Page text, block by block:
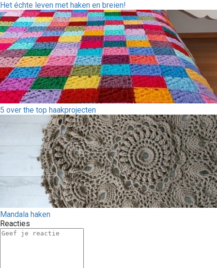
Het échte leven met haken en breien!
5 over the top haakprojecten
Mandala haken
Reacties